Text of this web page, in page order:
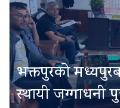
भक्तपुरको
स्थायी जग्गाधनी